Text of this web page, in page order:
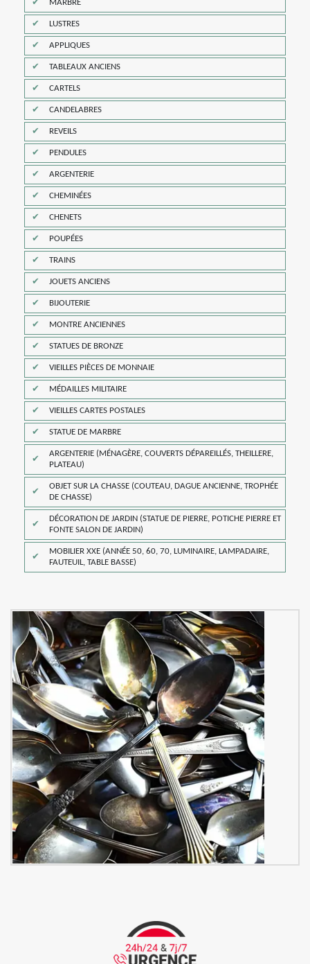
MARBRE
LUSTRES
APPLIQUES
TABLEAUX ANCIENS
CARTELS
CANDELABRES
REVEILS
PENDULES
ARGENTERIE
CHEMINÉES
CHENETS
POUPÉES
TRAINS
JOUETS ANCIENS
BIJOUTERIE
MONTRE ANCIENNES
STATUES DE BRONZE
VIEILLES PIÈCES DE MONNAIE
MÉDAILLES MILITAIRE
VIEILLES CARTES POSTALES
STATUE DE MARBRE
ARGENTERIE (MÉNAGÈRE, COUVERTS DÉPAREILLÉS, THEILLERE,
PLATEAU)
OBJET SUR LA CHASSE (COUTEAU, DAGUE ANCIENNE, TROPHÉE
DE CHASSE)
DÉCORATION DE JARDIN (STATUE DE PIERRE, POTICHE PIERRE ET
FONTE SALON DE JARDIN)
MOBILIER XXE (ANNÉE 50, 60, 70, LUMINAIRE, LAMPADAIRE,
FAUTEUIL, TABLE BASSE)